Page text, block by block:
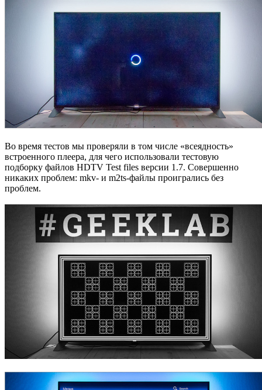
Во время тестов мы проверяли в том числе «всеядность»
встроенного плеера, для чего использовали тестовую
подборку файлов HDTV Test files версии 1.7. Совершенно
никаких проблем: mkv- и m2ts-файлы проигрались без
проблем.